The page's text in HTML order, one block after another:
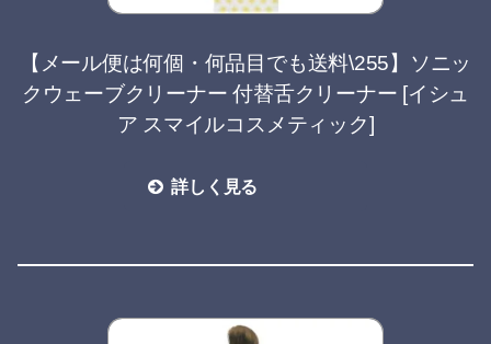
【メール便は何個・何品目でも送料\255】ソニッ
クウェーブクリーナー 付替舌クリーナー [イシュ
ア スマイルコスメティック]
詳しく見る